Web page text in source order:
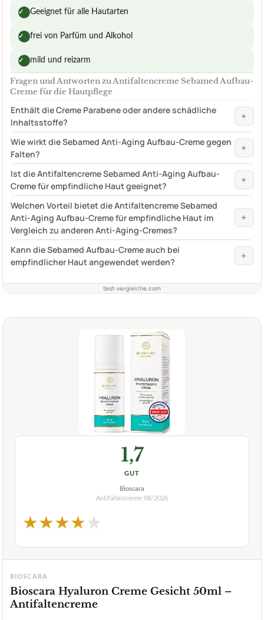
✓ Geeignet für alle Hautarten
✓ frei von Parfüm und Alkohol
✓ mild und reizarm
Fragen und Antworten zu Antifaltencreme Sebamed Aufbau-
Creme für die Hautpflege
Enthält die Creme Parabene oder andere schädliche
Inhaltsstoffe?
+
Wie wirkt die Sebamed Anti-Aging Aufbau-Creme gegen
Falten?
+
Ist die Antifaltencreme Sebamed Anti-Aging Aufbau-
Creme für empfindliche Haut geeignet?
+
Welchen Vorteil bietet die Antifaltencreme Sebamed
Anti-Aging Aufbau-Creme für empfindliche Haut im
Vergleich zu anderen Anti-Aging-Cremes?
+
Kann die Sebamed Aufbau-Creme auch bei
empfindlicher Haut angewendet werden?
+
test-vergleiche.com
1,7
GUT
Bioscara
Antifaltencreme 08/2026
★★★★★
BIOSCARA
Bioscara Hyaluron Creme Gesicht 50ml –
Antifaltencreme